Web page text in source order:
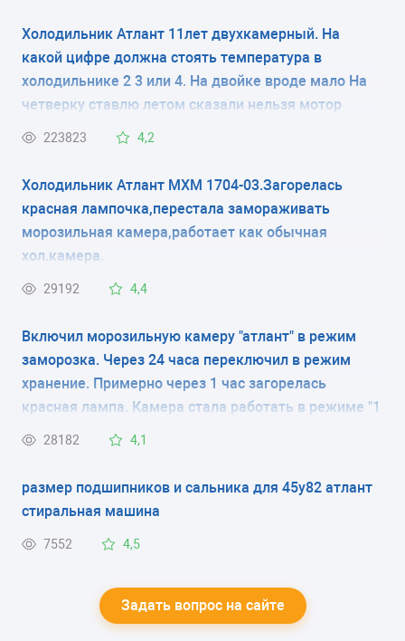
электронное
КОЛИЧЕСТВО КАМЕР
2
РАЗМЕРЫ (ШXГXВ)
59.5x62.5x196.5 см
КОЛИЧЕСТВО КОМПРЕССОРОВ
1
РАЗМОРАЖИВАНИЕ МОРОЗИЛЬНОЙ КАМЕРЫ
No Frost
РАЗМОРАЖИВАНИЕ ХОЛОДИЛЬНОЙ КАМЕРЫ
No Frost
ЭНЕРГОПОТРЕБЛЕНИЕ
Холодильник Атлант 11лет двухкамерный. На
какой цифре должна стоять температура в
холодильнике 2 3 или 4. На двойке вроде мало На
четверку ставлю летом сказали нельзя мотор
испортится
223823 4,2
Холодильник Атлант МХМ 1704-03.Загорелась
красная лампочка,перестала замораживать
морозильная камера,работает как обычная
хол.камера.
29192 4,4
Включил морозильную камеру "атлант" в режим
заморозка. Через 24 часа переключил в режим
хранение. Примерно через 1 час загорелась
красная лампа. Камера стала работать в режиме "1
минуту работает, 5 минут нет" и так постоянно, при
28182 4,1
размер подшипников и сальника для 45у82 атлант
стиральная машина
7552 4,5
Задать вопрос на сайте